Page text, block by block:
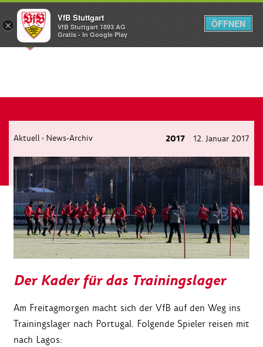
Menü
Aktuell › News-Archiv 2017 12. Januar 2017
Der Kader für das Trainingslager
Am Freitagmorgen macht sich der VfB auf den Weg ins
Trainingslager nach Portugal. Folgende Spieler reisen mit
nach Lagos:
×
VfB Stuttgart
VfB Stuttgart 1893 AG
Gratis - In Google Play
ÖFFNEN